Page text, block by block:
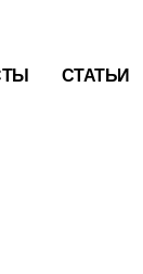
СТАТЬИ